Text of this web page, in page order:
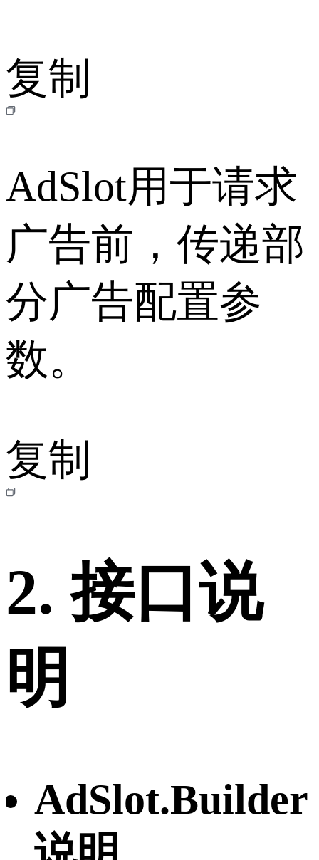
复制
AdSlot用于请求
广告前，传递部
分广告配置参
数。
复制
2. 接口说
明
AdSlot.Builder